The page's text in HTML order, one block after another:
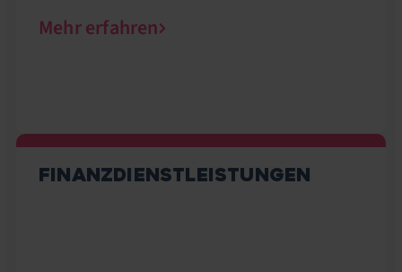
Mehr erfahren
FINANZDIENSTLEISTUNGEN